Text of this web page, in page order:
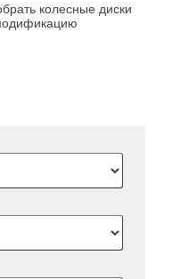
колесные диски